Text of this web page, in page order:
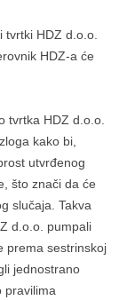
HDZ d.o.o.
HDZ-a će
tvrtka HDZ d.o.o.
kako bi,
utvrđenog
što znači da će
slučaja. Takva
d.o.o. pumpali
prema sestrinskoj
jednostrano
pravilima